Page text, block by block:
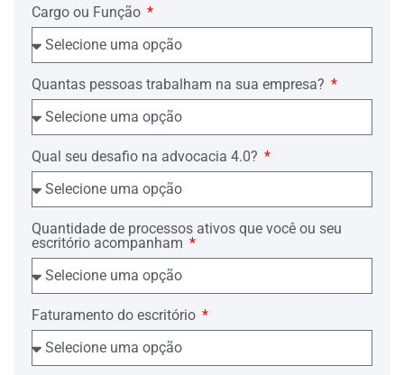
Requer, por final, seja o valor da causa
reduzido à quantia de R$14.000,00
(quatorze mil reais).
Requer seja julgada procedente a
impugnação.
Tem-se aqui uma breve síntese da
impugnação apresentada.
Ora, Douto Julgador, a presente
impugnação não encontra guarida
alguma em nosso Ordenamento Jurídico,
tampouco é harmônico com os fatos
descritos e os documentos acostados à
Petição Inicial, senão vejamos:
Cargo ou Função
Quantas pessoas trabalham na sua empresa?
Qual seu desafio na advocacia 4.0?
Quantidade de processos ativos que você ou seu
escritório acompanham
Faturamento do escritório